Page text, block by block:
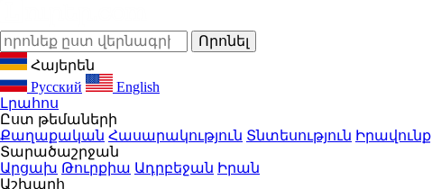
Հայերեն
Русский
English
Լրահոս
Ըստ թեմաների
Քաղաքական Հասարակություն Տնտեսություն Իրավունք
Տարածաշրջան
Արցախ Թուրքիա Ադրբեջան Իրան
Աշխարհ